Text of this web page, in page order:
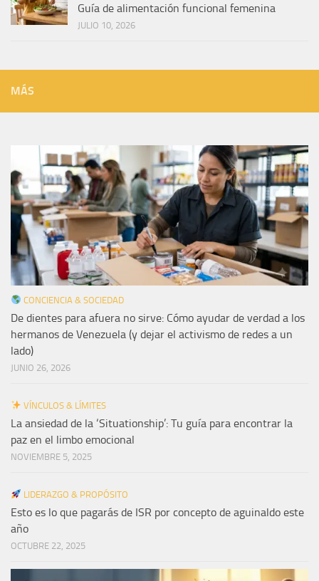
Guía de alimentación funcional femenina
JULIO 10, 2026
MÁS
CONCIENCIA & SOCIEDAD
De dientes para afuera no sirve: Cómo ayudar de verdad a los
hermanos de Venezuela (y dejar el activismo de redes a un
lado)
JUNIO 26, 2026
VÍNCULOS & LÍMITES
La ansiedad de la ‘Situationship’: Tu guía para encontrar la
paz en el limbo emocional
NOVIEMBRE 5, 2025
LIDERAZGO & PROPÓSITO
Esto es lo que pagarás de ISR por concepto de aguinaldo este
año
OCTUBRE 22, 2025